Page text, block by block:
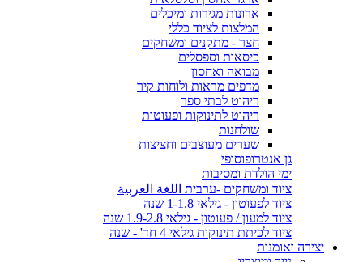
ארונות מגירות ומיכלים
המלצות לציוד כללי
חצר - מתקנים ומשחקים
כיסאות וספסלים
מבואה ואחסון
מדפים מראות ולוחות קיר
ריהוט לבתי ספר
ריהוט לתינוקות ופעוטות
שולחנות
שערים מעוצבים וחציצות
גן אנטרופוסופי
ימי הולדת ומסיבות
ציוד ומשחקים -ערבית اللغة العربية
ציוד לפעוטון - גילאי 1-1.8 שנה
ציוד למעון / פעוטון - גילאי 1.9-2.8 שנה
ציוד לכיתת תינוקות גילאי 4 חד' - שנה
יצירה ואומנות